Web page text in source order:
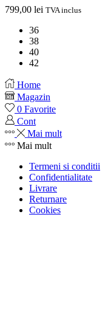
799,00 lei TVA inclus
36
38
40
42
Home
Magazin
0 Favorite
Cont
Mai mult
Mai mult
Termeni si conditii
Confidentialitate
Livrare
Returnare
Cookies